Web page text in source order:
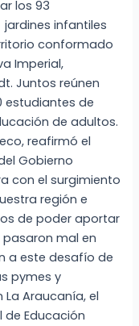
los 93
infantiles
conformado
Imperial,
Juntos reúnen
estudiantes de
de adultos.
reafirmó el
Gobierno
con el surgimiento
región e
de poder aportar
pasaron mal en
a este desafío de
pymes y
Araucanía, el
de Educación